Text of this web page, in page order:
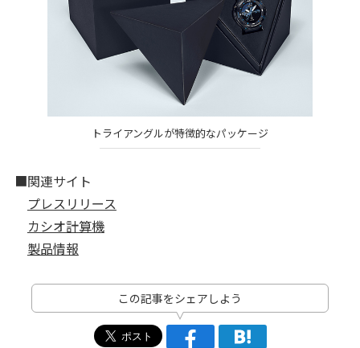
トライアングルが特徴的なパッケージ
■関連サイト
プレスリリース
カシオ計算機
製品情報
この記事をシェアしよう